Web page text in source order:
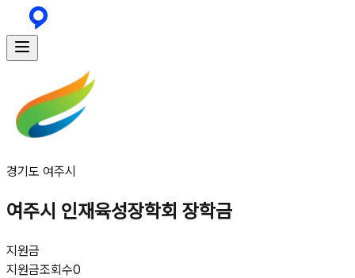
경기도 여주시
여주시 인재육성장학회 장학금
지원금
지원금조회수0